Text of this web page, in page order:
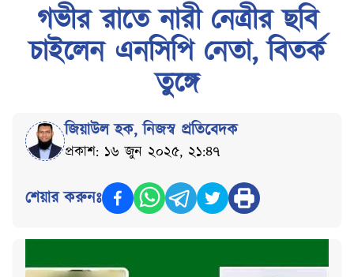
গভীর রাতে নারী নেত্রীর ছবি
চাইলেন এনসিপি নেতা, বিতর্ক
তুঙ্গে
জিয়াউল হক,নিজস্ব প্রতিবেদক
প্রকাশ: ১৬ জুন ২০২৫, ২১:৪৭
শেয়ার করুনঃ